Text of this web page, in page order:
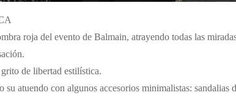
roja del evento de Balmain, atrayendo todas las
de libertad estilística.
atuendo con algunos accesorios minimalistas: sandalias